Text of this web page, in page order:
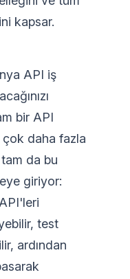
kapsar.
API iş
bir API
daha fazla
da bu
giriyor:
API'leri
test
ardından